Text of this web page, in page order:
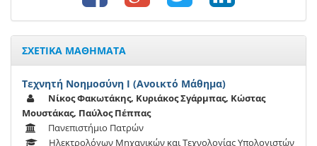
ΣΧΕΤΙΚΑ ΜΑΘΗΜΑΤΑ
Τεχνητή Νοημοσύνη Ι (Ανοικτό Μάθημα)
Νίκος Φακωτάκης, Κυριάκος Σγάρμπας, Κώστας
Μουστάκας, Παύλος Πέππας
Πανεπιστήμιο Πατρών
Ηλεκτρολόγων Μηχανικών και Τεχνολογίας Υπολογιστών